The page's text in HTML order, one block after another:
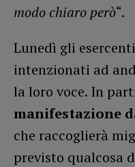
modo chiaro però“.
Lunedì gli
intenzionati ad
la loro voce. In
manifestazione
che raccoglierà
previsto qualcosa